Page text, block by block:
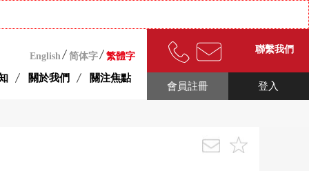
English 简体字 繁體字
關於我們 關注焦點
聯繫我們
登入
會員註冊